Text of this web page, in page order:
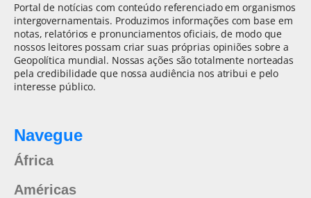
Portal de notícias com conteúdo referenciado em organismos
intergovernamentais. Produzimos informações com base em
notas, relatórios e pronunciamentos oficiais, de modo que
nossos leitores possam criar suas próprias opiniões sobre a
Geopolítica mundial. Nossas ações são totalmente norteadas
pela credibilidade que nossa audiência nos atribui e pelo
interesse público.
Navegue
África
Américas